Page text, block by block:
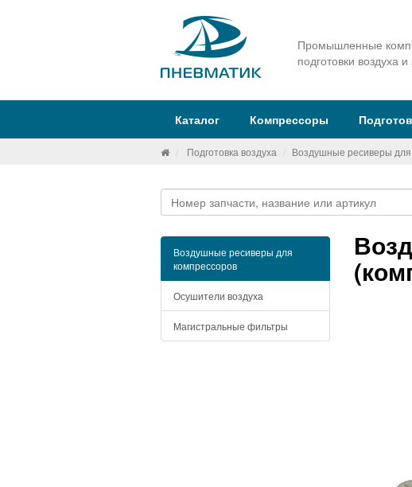
Промышленные
подготовки воздуха и
Каталог Компрессоры
Подготовка воздуха Воздушные ресиверы для
Воздушные ресиверы для
компрессоров
Осушители воздуха
Магистральные фильтры